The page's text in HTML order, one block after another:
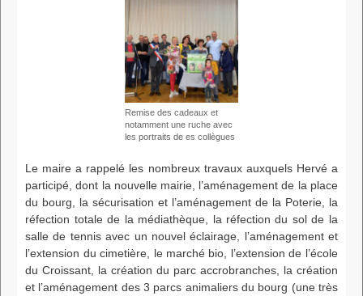
Remise des cadeaux et
notamment une ruche avec
les portraits de es collègues
Le maire a rappelé les nombreux travaux auxquels Hervé a
participé, dont la nouvelle mairie, l’aménagement de la place
du bourg, la sécurisation et l’aménagement de la Poterie, la
réfection totale de la médiathèque, la réfection du sol de la
salle de tennis avec un nouvel éclairage, l’aménagement et
l’extension du cimetière, le marché bio, l’extension de l’école
du Croissant, la création du parc accrobranches, la création
et l’aménagement des 3 parcs animaliers du bourg (une très